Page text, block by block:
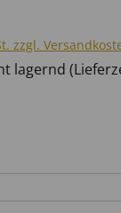
zzgl.
lagernd